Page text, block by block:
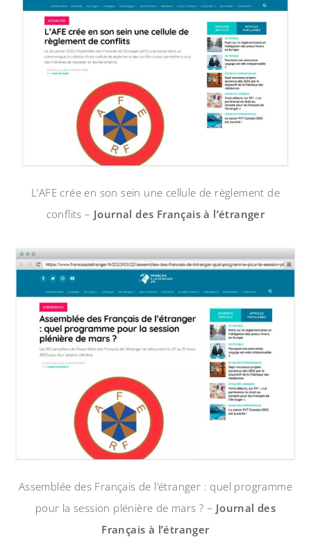
L’AFE crée en son sein une cellule de règlement de
conflits – Journal des Français à l’étranger
Assemblée des Français de l’étranger : quel programme
pour la session plénière de mars ? – Journal des
Français à l’étranger